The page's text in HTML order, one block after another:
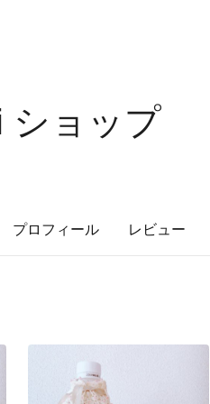
ショップ
プロフィール レビュー